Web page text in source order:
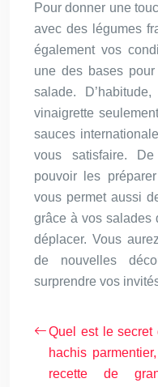
Pour donner une
avec des légumes
également vos
une des bases
salade.
vinaigrette
sauces
vous satisfaire.
pouvoir les
vous permet aussi
grâce à vos salades
déplacer. Vous
de nouvelles
surprendre vos
Quel est le secret
hachis
recette de